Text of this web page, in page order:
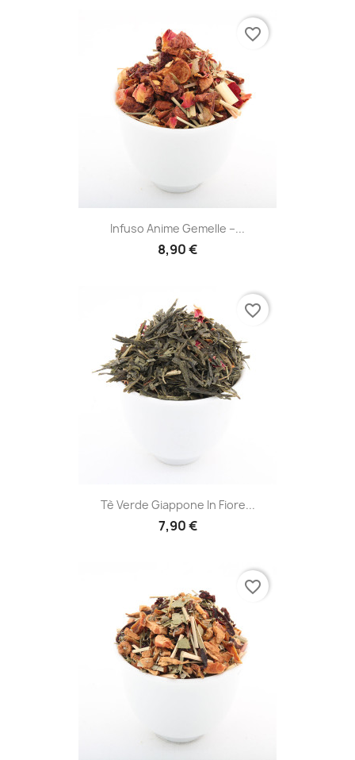
Infuso Anime Gemelle –...
8,90 €
favorite_border
Tè Verde Giappone In Fiore...
7,90 €
favorite_border
favorite_border